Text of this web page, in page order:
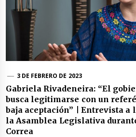
3 DE FEBRERO DE 2023
Gabriela Rivadeneira: “El
busca legitimarse con un
baja aceptación” | Entrevista a
la Asamblea Legislativa
Correa